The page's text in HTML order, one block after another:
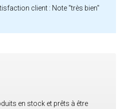
client : Note "très bien"
en stock et prêts à être